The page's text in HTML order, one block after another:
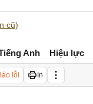
cũ)
Anh Hiệu lực
lỗi In